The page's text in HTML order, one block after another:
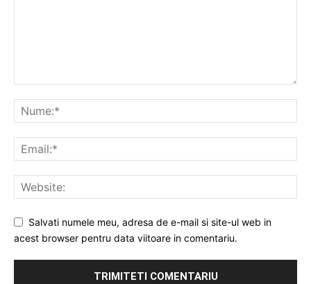
Salvati numele meu, adresa de e-mail si site-ul web in
acest browser pentru data viitoare in comentariu.